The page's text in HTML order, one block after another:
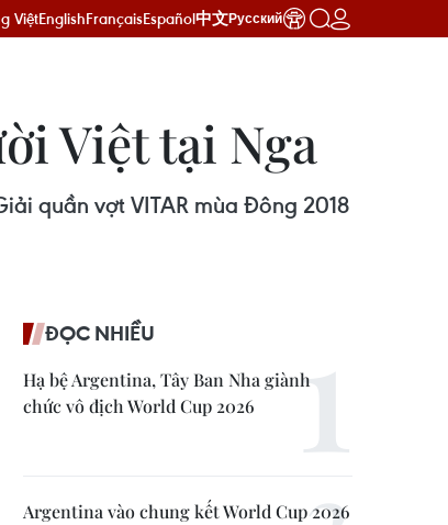
ViệtEnglishFrançaisEspañol中文Русский
Việt tại Nga
quần vợt VITAR mùa Đông 2018
ĐỌC NHIỀU
Hạ bệ Argentina, Tây Ban Nha giành
chức vô địch World Cup 2026
Argentina vào chung kết World Cup 2026